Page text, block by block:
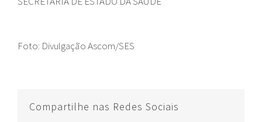
Foto: Divulgação Ascom/SES
Compartilhe nas Redes Sociais